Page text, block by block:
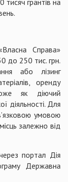
грантів на
Справа»
до 250 тис. грн.
або лізинг
оренду
як діючий
діяльності. Для
умовою
залежно від
портал Дія
Державна